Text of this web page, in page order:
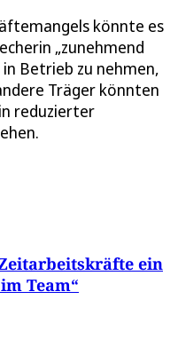
könnte es
„zunehmend
Betrieb zu nehmen,
Träger könnten
reduzierter
ein
Team“